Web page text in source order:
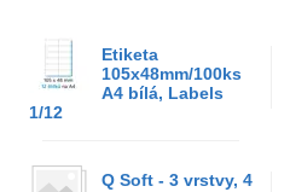
Etiketa
105x48mm/100ks
A4 bílá, Labels
1/12
Q Soft - 3 vrstvy, 4